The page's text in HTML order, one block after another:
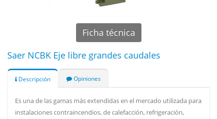
Ficha técnica
Saer NCBK Eje libre grandes caudales
Descripción Opiniones
Es una de las gamas más extendidas en el mercado utilizada para
instalaciones contraincendios, de calefacción, refrigeración,